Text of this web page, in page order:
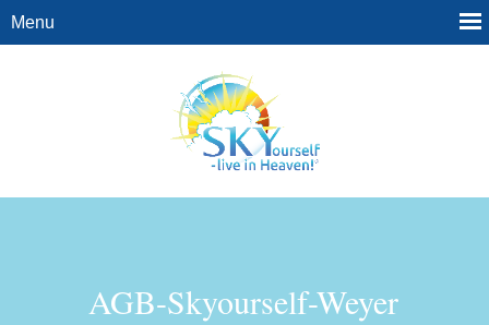
AGB-Skyourself-Weyer